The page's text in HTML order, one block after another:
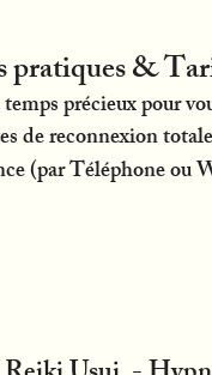
&
précieux pour
de reconnexion totale
(par Téléphone ou